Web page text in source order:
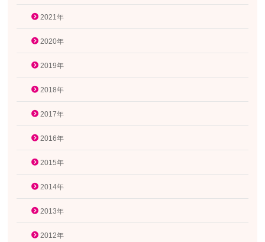
2021年
2020年
2019年
2018年
2017年
2016年
2015年
2014年
2013年
2012年